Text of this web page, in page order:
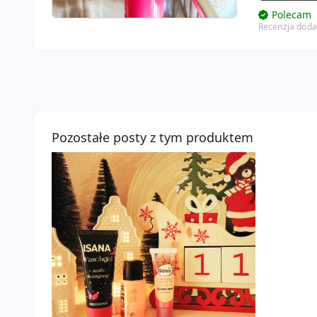
Polecam
Recenzja
Pozostałe posty z tym produktem